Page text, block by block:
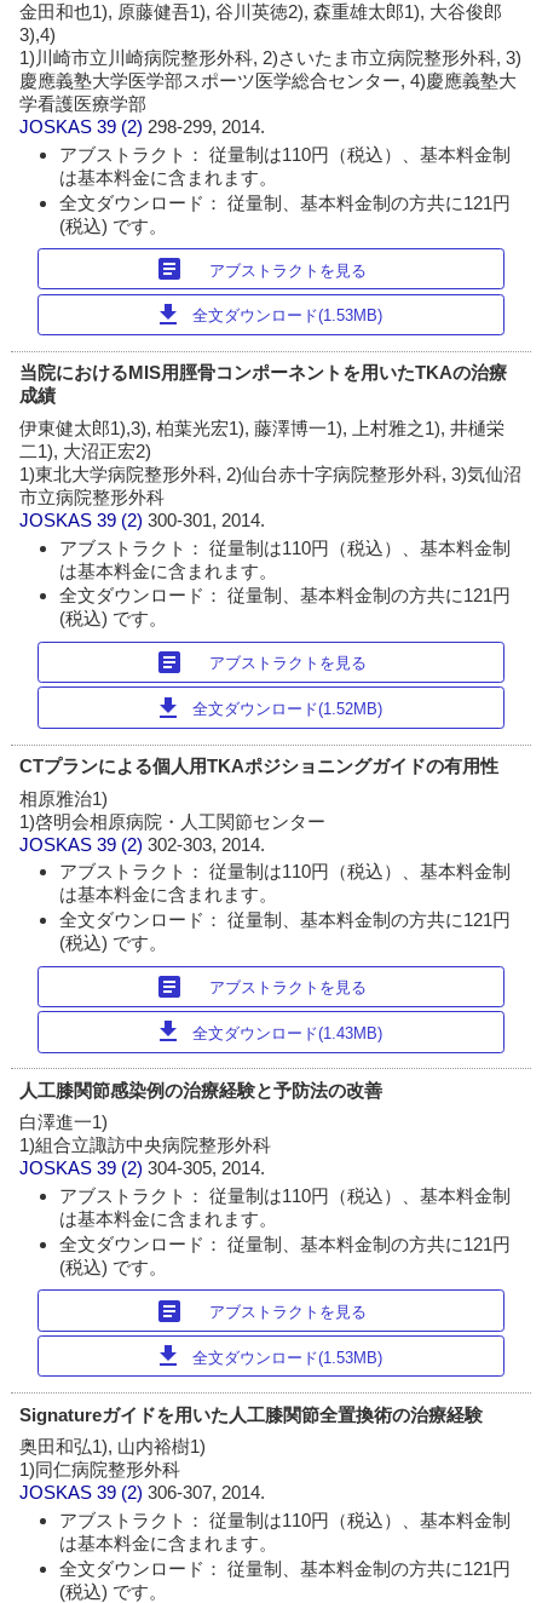
金田和也1), 原藤健吾1), 谷川英徳2), 森重雄太郎1), 大谷俊郎
3),4)
1)川崎市立川崎病院整形外科, 2)さいたま市立病院整形外科, 3)
慶應義塾大学医学部スポーツ医学総合センター, 4)慶應義塾大
学看護医療学部
JOSKAS 39 (2) 298-299, 2014.
アブストラクト： 従量制は110円（税込）、基本料金制
は基本料金に含まれます。
全文ダウンロード： 従量制、基本料金制の方共に121円
(税込) です。
article アブストラクトを見る
download 全文ダウンロード(1.53MB)
当院におけるMIS用脛骨コンポーネントを用いたTKAの治療
成績
伊東健太郎1),3), 柏葉光宏1), 藤澤博一1), 上村雅之1), 井樋栄
二1), 大沼正宏2)
1)東北大学病院整形外科, 2)仙台赤十字病院整形外科, 3)気仙沼
市立病院整形外科
JOSKAS 39 (2)300-301, 2014.
アブストラクト： 従量制は110円（税込）、基本料金制
は基本料金に含まれます。
全文ダウンロード： 従量制、基本料金制の方共に121円
(税込) です。
article アブストラクトを見る
download 全文ダウンロード(1.52MB)
CTプランによる個人用TKAポジショニングガイドの有用性
相原雅治1)
1)啓明会相原病院・人工関節センター
JOSKAS 39 (2)302-303, 2014.
アブストラクト： 従量制は110円（税込）、基本料金制
は基本料金に含まれます。
全文ダウンロード： 従量制、基本料金制の方共に121円
(税込) です。
article アブストラクトを見る
download 全文ダウンロード(1.43MB)
人工膝関節感染例の治療経験と予防法の改善
白澤進一1)
1)組合立諏訪中央病院整形外科
JOSKAS 39 (2)304-305, 2014.
アブストラクト： 従量制は110円（税込）、基本料金制
は基本料金に含まれます。
全文ダウンロード： 従量制、基本料金制の方共に121円
(税込) です。
article アブストラクトを見る
download 全文ダウンロード(1.53MB)
Signatureガイドを用いた人工膝関節全置換術の治療経験
奥田和弘1), 山内裕樹1)
1)同仁病院整形外科
JOSKAS 39 (2)306-307, 2014.
アブストラクト： 従量制は110円（税込）、基本料金制
は基本料金に含まれます。
全文ダウンロード： 従量制、基本料金制の方共に121円
(税込) です。